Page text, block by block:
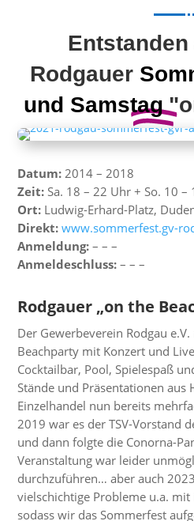
Rodgauer
und Samstag
Datum: 2014 – 2018
Zeit: Sa. 18 – 22 Uhr + So. 10 –
Ort: Ludwig-Erhard-Platz,
Direkt: www.sommerfest.gv-
Anmeldung: – – –
Anmeldeschluss: – – –
Rodgauer „on the
Der Gewerbeverein Rodgau
Beachparty mit Konzert und
Cocktailbar, Pool, Spielespaß
Stände und Präsentationen aus
Einzelhandel nun bereits
2019 war es der TSV-Vorstand
und dann folgte die Conorna-
Veranstaltung war leider
durchzuführen… aber auch
vielschichtige Probleme u.a.
sodass wir das Sommerfest